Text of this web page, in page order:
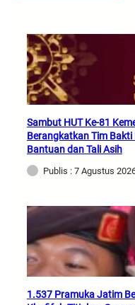
Sambut HUT Ke-81
Berangkatkan Tim
Bantuan dan Tali Asih
Publis : 7 Agustus
1.537 Pramuka Jatim